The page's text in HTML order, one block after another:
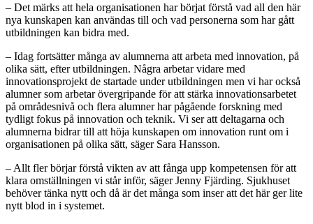
– Det märks att hela organisationen har börjat förstå vad all den här
nya kunskapen kan användas till och vad personerna som har gått
utbildningen kan bidra med.
– Idag fortsätter många av alumnerna att arbeta med innovation, på
olika sätt, efter utbildningen. Några arbetar vidare med
innovationsprojekt de startade under utbildningen men vi har också
alumner som arbetar övergripande för att stärka innovationsarbetet
på områdesnivå och flera alumner har pågående forskning med
tydligt fokus på innovation och teknik. Vi ser att deltagarna och
alumnerna bidrar till att höja kunskapen om innovation runt om i
organisationen på olika sätt, säger Sara Hansson.
– Allt fler börjar förstå vikten av att fånga upp kompetensen för att
klara omställningen vi står inför, säger Jenny Fjärding. Sjukhuset
behöver tänka nytt och då är det många som inser att det här ger lite
nytt blod in i systemet.